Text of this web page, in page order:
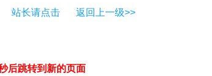
站长请点击 返回上一级>>